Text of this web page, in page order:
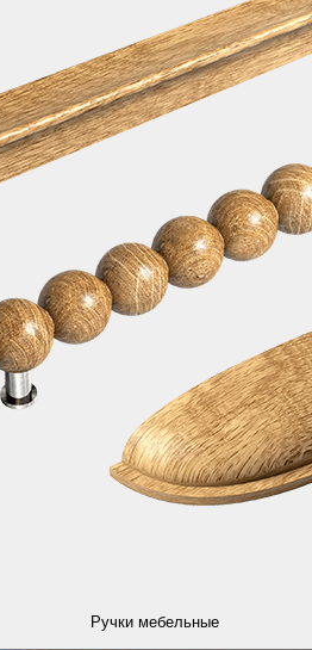
Ручки мебельные